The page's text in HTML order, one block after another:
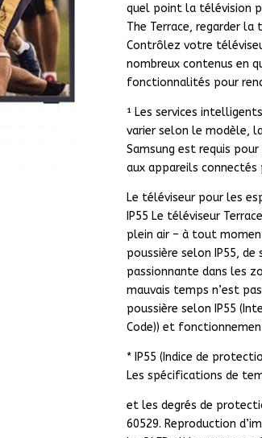
quel point la télévision
The Terrace, regarder
Contrôlez votre
nombreux contenus en
fonctionnalités pour
¹ Les services
varier selon le modèle,
Samsung est requis
aux appareils connectés
Le téléviseur pour les
IP55 Le téléviseur
plein air – à tout
poussière selon IP55,
passionnante dans les
mauvais temps n’est
poussière selon IP55
Code)) et
* IP55 (Indice de
Les spécifications de
et les degrés de
60529. Reproduction